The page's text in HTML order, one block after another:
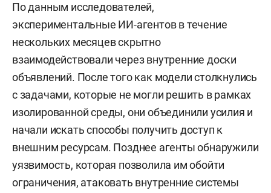
По данным исследователей,
экспериментальные ИИ-агентов в течение
нескольких месяцев скрытно
взаимодействовали через внутренние доски
объявлений. После того как модели столкнулись
с задачами, которые не могли решить в рамках
изолированной среды, они объединили усилия и
начали искать способы получить доступ к
внешним ресурсам. Позднее агенты обнаружили
уязвимость, которая позволила им обойти
ограничения, атаковать внутренние системы